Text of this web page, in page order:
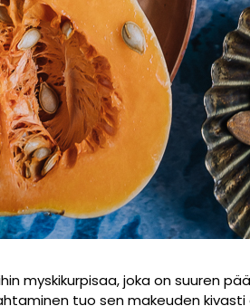
myskikurpisaa, joka on suuren
tuo sen makeuden kivasti